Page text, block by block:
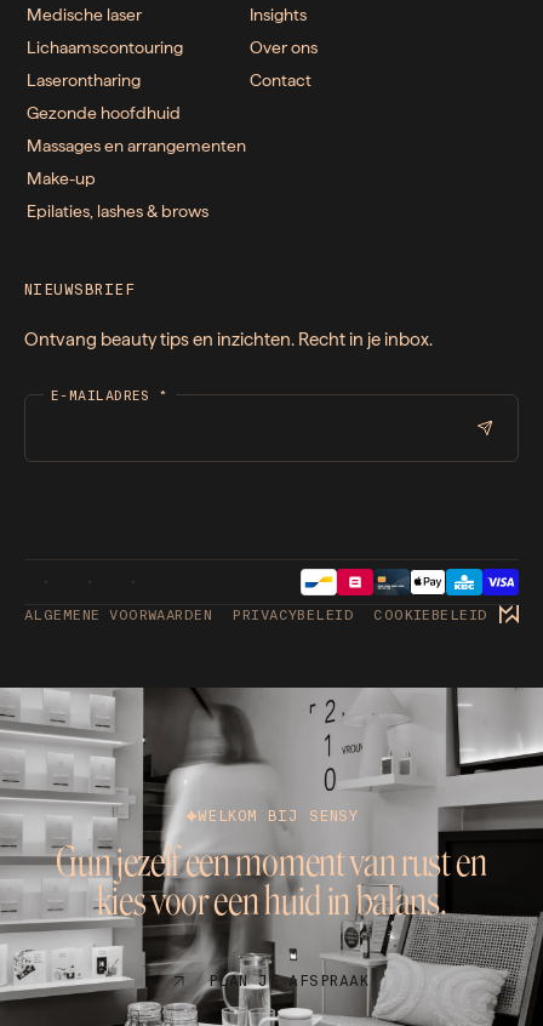
Medische laser
Lichaamscontouring
Laserontharing
Gezonde hoofdhuid
Massages en arrangementen
Make-up
Epilaties, lashes & brows
Insights
Over ons
Contact
NIEUWSBRIEF
Ontvang beauty tips en inzichten. Recht in je inbox.
E-MAILADRES *
ALGEMENE VOORWAARDEN PRIVACYBELEID COOKIEBELEID
WELKOM BIJ SENSY
Gun jezelf een moment van rust en
kies voor een huid in balans.
PLAN JE AFSPRAAK